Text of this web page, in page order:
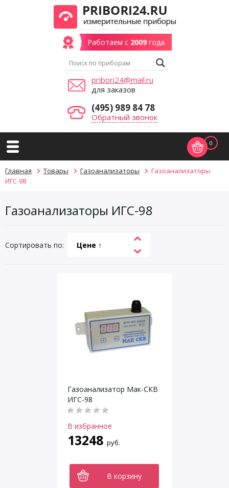
Работаем с 2009года.
pribori24@mail.ru
для заказов
(495) 989 84 78
Обратный звонок
0
Главная Товары Газоанализаторы
Газоанализаторы
ИГС-98
Газоанализаторы ИГС-98
Сортировать по: Цене ↑
Газоанализатор Мак-СКВ
ИГС-98
В избранное
13248 руб.
В корзину